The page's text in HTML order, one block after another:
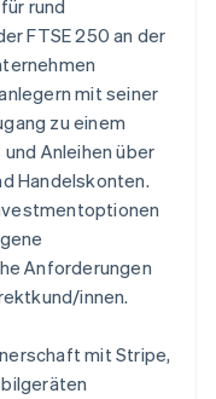
für die
rund
FTSE 250 an der
mit seiner
zu einem
Anleihen über
Handelskonten.
Anforderungen
innen.
mit Stripe,